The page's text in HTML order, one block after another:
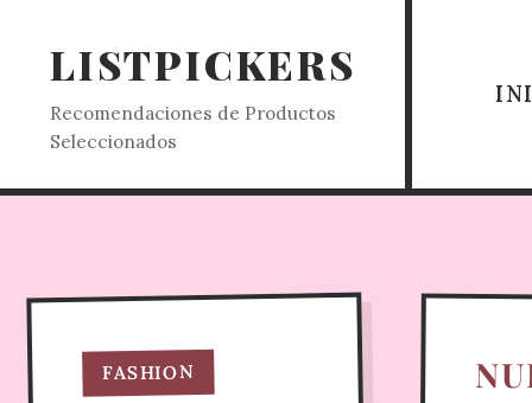
LISTPICKERS
Recomendaciones de Productos
Seleccionados
FASHION